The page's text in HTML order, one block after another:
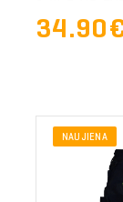
NAUJIENA